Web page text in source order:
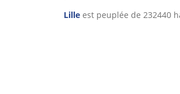
Lille est peuplée de 232440